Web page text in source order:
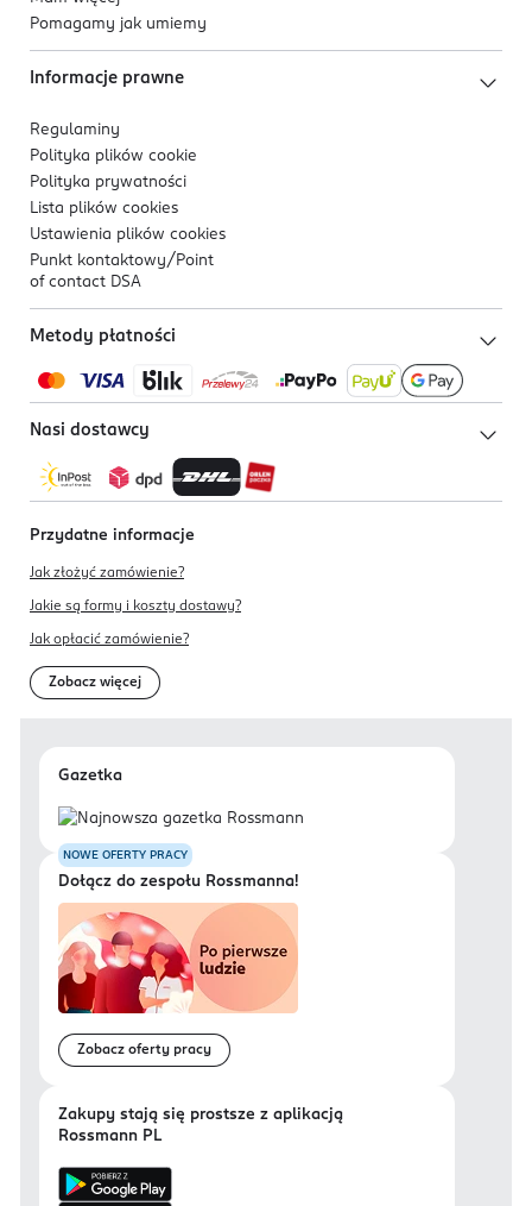
Pomagamy jak umiemy
Informacje prawne
Regulaminy
Polityka plików cookie
Polityka prywatności
Lista plików cookies
Ustawienia plików cookies
Punkt kontaktowy/ Point
of contact DSA
Metody płatności
Nasi dostawcy
Przydatne informacje
Jak złożyć zamówienie?
Jakie są formy i koszty dostawy?
Jak opłacić zamówienie?
Zobacz więcej
Gazetka
NOWE OFERTY PRACY
Dołącz do zespołu Rossmanna!
Zobacz oferty pracy
Zakupy stają się prostsze z aplikacją
Rossmann PL